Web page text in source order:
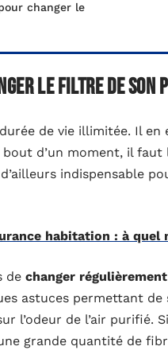
changer le
le filtre de son
durée de vie illimitée. Il
d’un moment, il
indispensable
habitation : à quel
de changer
astuces permettant de
l’odeur de l’air purifié.
grande quantité de